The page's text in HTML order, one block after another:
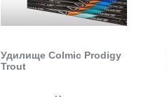
Удилище Colmic Prodigy
Trout